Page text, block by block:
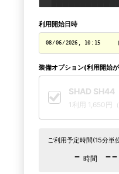
利用開始日時
装備オプション(利用開始
SHAD SH44
1利用 1,650円（
ご利用予定時間(15分単
- 時間 --